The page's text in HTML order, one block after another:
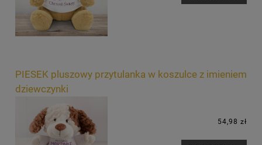
PIESEK pluszowy przytulanka w koszulce z imieniem
dziewczynki
54,98 zł